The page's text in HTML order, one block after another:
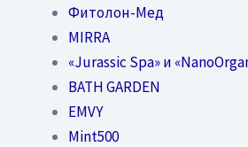
Фитолон-Мед
MIRRA
«Jurassic Spa» и
BATH GARDEN
EMVY
Mint500